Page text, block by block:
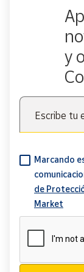
y
Escribe tu
Marcando
de
Market